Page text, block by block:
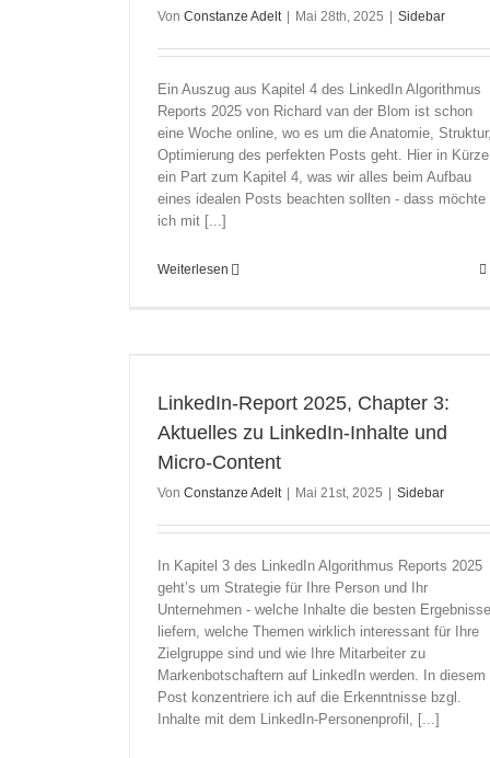
Von Constanze Adelt Mai 28th, 2025 Sidebar
Ein Auszug aus Kapitel 4 des LinkedIn Algorithmus
Reports 2025 von Richard van der Blom ist schon
eine Woche online, wo es um die Anatomie,
Optimierung des perfekten Posts geht. Hier in Kürze
ein Part zum Kapitel 4, was wir alles beim Aufbau
eines idealen Posts beachten sollten - dass möchte
ich mit [...]
Weiterlesen
LinkedIn-Report 2025, Chapter 3:
Aktuelles zu LinkedIn-Inhalte und
Micro-Content
Von Constanze Adelt Mai 21st, 2025 Sidebar
In Kapitel 3 des LinkedIn Algorithmus Reports 2025
geht’s um Strategie für Ihre Person und Ihr
Unternehmen - welche Inhalte die besten Ergebnisse
liefern, welche Themen wirklich interessant für Ihre
Zielgruppe sind und wie Ihre Mitarbeiter zu
Markenbotschaftern auf LinkedIn werden. In diesem
Post konzentriere ich auf die Erkenntnisse bzgl.
Inhalte mit dem LinkedIn-Personenprofil, [...]